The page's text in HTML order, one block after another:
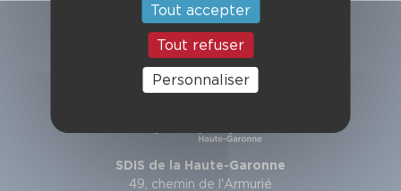
SDIS de la Haute-Garonne
49, chemin de l'Armurié
Tout accepter
Tout refuser
Personnaliser